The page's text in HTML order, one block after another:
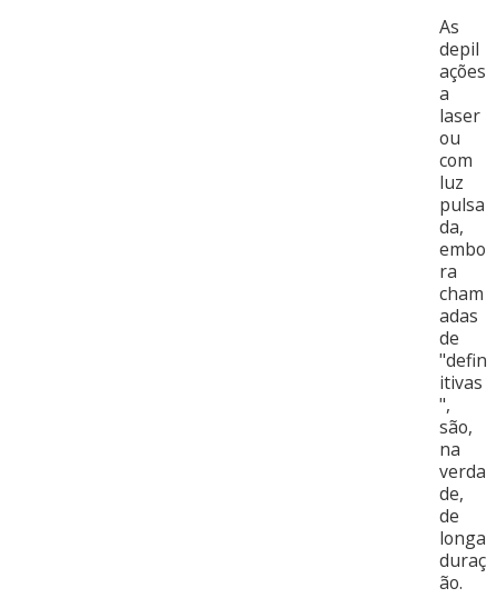
As
depil
ações
a
laser
ou
com
luz
pulsa
da,
embo
ra
cham
adas
de
"defin
itivas
",
são,
na
verda
de,
de
longa
duraç
ão.